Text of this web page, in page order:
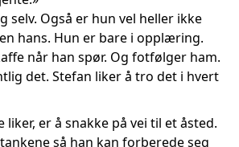
selv. Også er hun vel heller ikke
hans. Hun er bare i opplæring.
når han spør. Og fotfølger ham.
det. Stefan liker å tro det i hvert
liker, er å snakke på vei til et åsted.
så han kan forberede seg